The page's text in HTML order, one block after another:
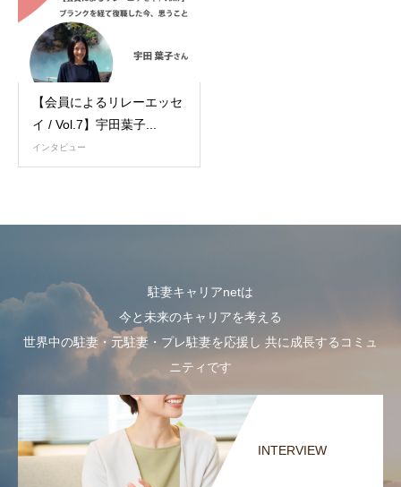
【会員によるリレーエッセ
イ / Vol.7】宇田葉子...
インタビュー
駐妻キャリアnetは
今と未来のキャリアを考える
世界中の駐妻・元駐妻・プレ駐妻を応援し 共に成長するコミュ
ニティです
INTERVIEW